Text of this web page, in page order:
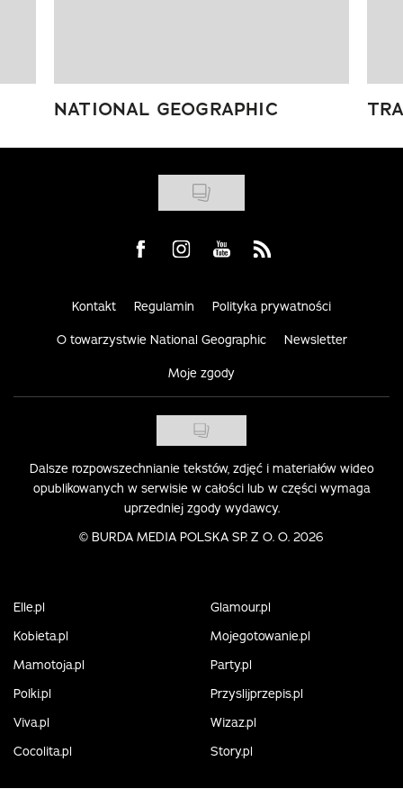
NATIONAL GEOGRAPHIC
Visit us on Facebook
Visit us on Instagram
Visit us on Youtube
Visit us on Rss
Kontakt Regulamin Polityka prywatności
O towarzystwie National Geographic Newsletter
Moje zgody
Dalsze rozpowszechnianie tekstów, zdjęć i materiałów wideo
opublikowanych w serwisie w całości lub w części wymaga
uprzedniej zgody wydawcy.
© BURDA MEDIA POLSKA SP. Z O. O. 2026
Elle.pl
Glamour.pl
Kobieta.pl
Mojegotowanie.pl
Mamotoja.pl
Party.pl
Polki.pl
Przyslijprzepis.pl
Viva.pl
Wizaz.pl
Cocolita.pl
Story.pl